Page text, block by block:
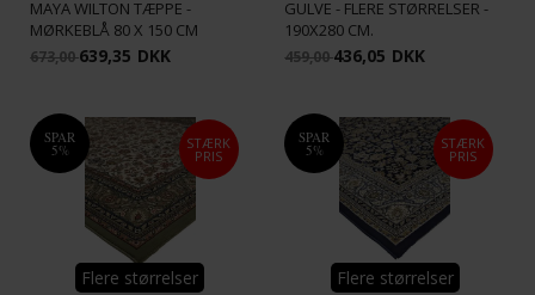
MAYA WILTON TÆPPE -
MØRKEBLÅ 80 X 150 CM
673,00639,35 DKK
GULVE - FLERE STØRRELSER -
190X280 CM.
459,00436,05 DKK
SPAR
5% STÆRK
PRIS
Flere størrelser
SPAR
5% STÆRK
PRIS
Flere størrelser